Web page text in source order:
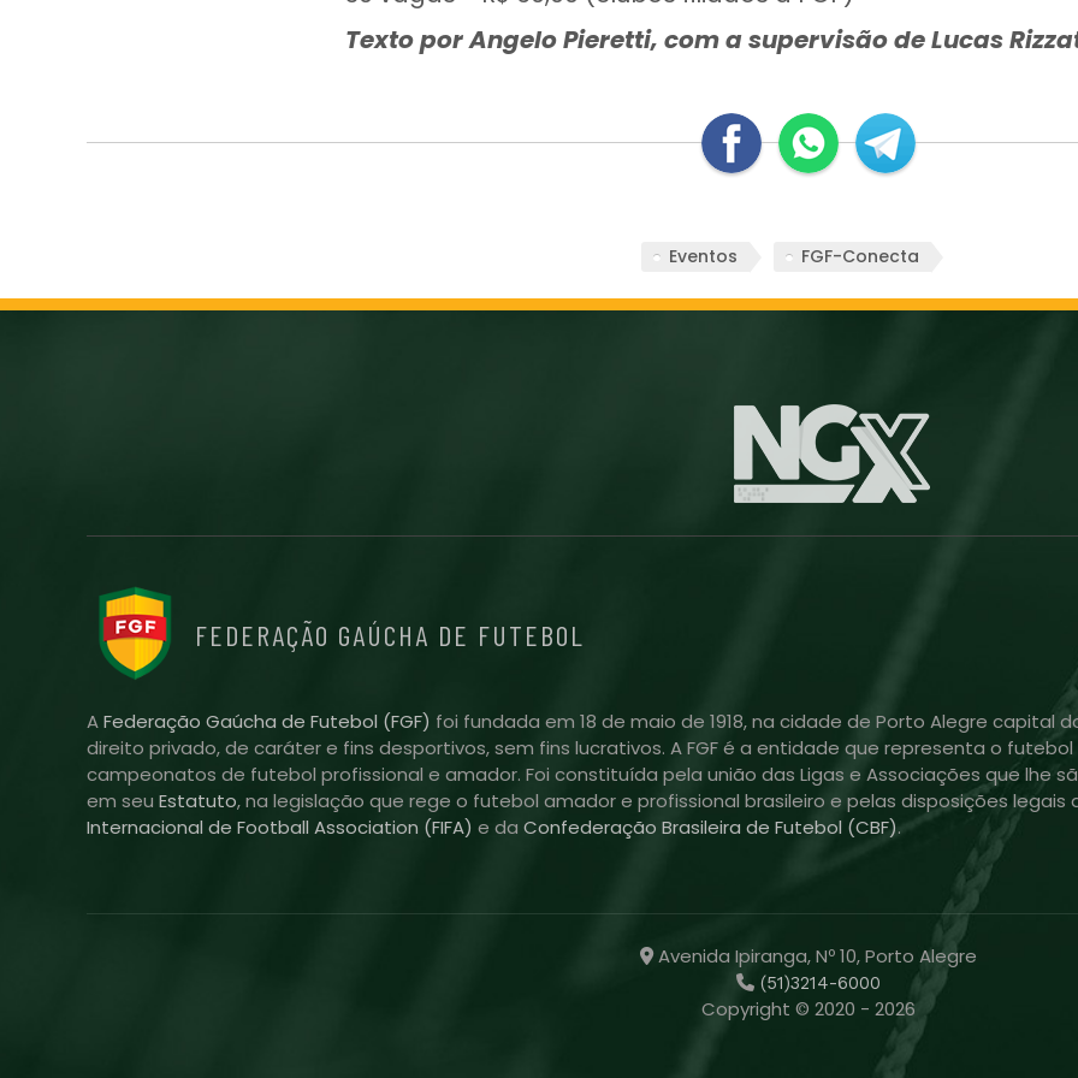
Texto por Angelo Pieretti, com a supervisão de Lucas
Eventos FGF-Conecta
FEDERAÇÃO GAÚCHA DE FUTEBOL
AFederação Gaúcha de Futebol (FGF) foi fundada em 18 de maio de 1918, na cidade de Porto Alegre capital
direito privado, de caráter e fins desportivos, sem fins lucrativos. A FGF é a entidade que representa o
campeonatos de futebol profissional e amador. Foi constituída pela união das Ligas e Associações que lhe
em seu Estatuto, na legislação que rege o futebol amador e profissional brasileiro e pelas disposições
Internacional de Football Association (FIFA) e da Confederação Brasileira de Futebol (CBF).
Avenida Ipiranga, Nº 10, Porto Alegre
(51)3214-6000
Copyright © 2020 - 2026